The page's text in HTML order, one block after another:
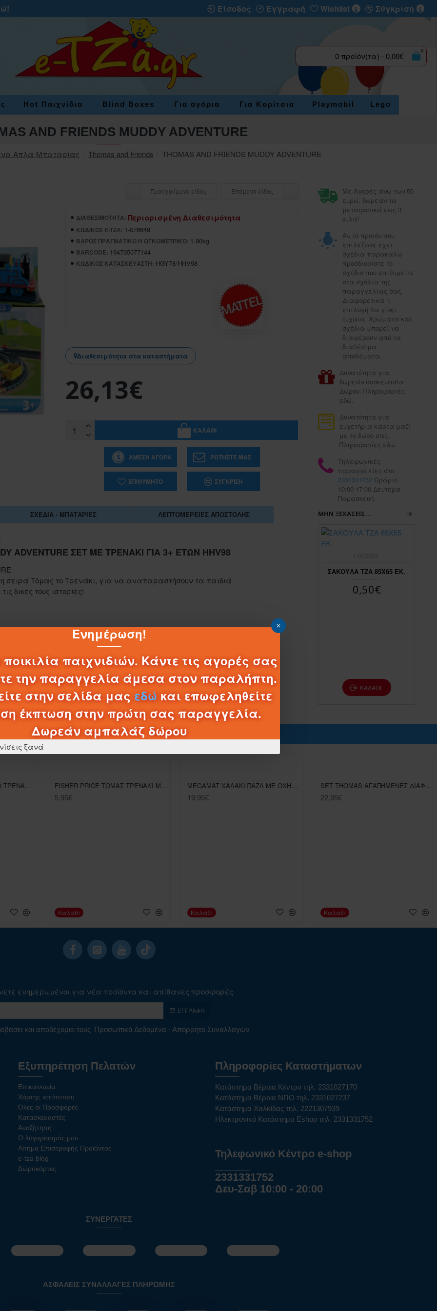
Ενημέρωση!
παιχνιδιών. Κάντε τις αγορές σας
την παραγγελία άμεσα στον παραλήπτη.
στην σελίδα μας εδώ και επωφεληθείτε
έκπτωση στην πρώτη σας παραγγελία.
Δωρεάν αμπαλάζ δώρου
ξανά
Είσοδος Εγγραφή Wishlist 0 Σύγκριση 0
0 προϊόν(τα) - 0,00€
0
Hot Παιχνίδια Blind Boxes Για αγόρια Για Κορίτσια Playmobil Lego
Απλά-Μπαταρίας Thomas and Friends THOMAS AND FRIENDS MUDDY ADVENTURE
AND FRIENDS MUDDY ADVENTURE
Προηγούμενο είδος Επόμενο είδος
ΔΙΑΘΕΣΙΜΌΤΗΤΑ: Περιορισμένη Διαθεσιμότητα
ΚΩΔΙΚΌΣ E-TZA: 1-076649
ΒΆΡΟΣ ΠΡΑΓΜΑΤΙΚΌ Ή ΟΓΚΟΜΕΤΡΙΚΌ: 1.90kg
BARCODE: 194735077144
ΚΩΔΙΚΌΣ ΚΑΤΑΣΚΕΥΑΣΤΉ: HGY78/HHV98
Διαθεσιμότητα στα καταστήματα
26,13€
ΚΑΛΆΘΙ
ΆΜΕΣΗ ΑΓΟΡΆ ΡΩΤΉΣΤΕ ΜΑΣ
ΕΠΙΘΥΜΗΤΌ ΣΎΓΚΡΙΣΗ
ΣΧΈΔΙΑ - ΜΠΑΤΑΡΊΕΣ ΛΕΠΤΟΜΈΡΕΙΕΣ ΑΠΟΣΤΟΛΉΣ
ADVENTURE ΣΕΤ ΜΕ ΤΡΕΝΆΚΙ ΓΙΑ 3+ ΕΤΏΝ HHV98
σειρά Τόμας το Tρενάκι, για να αναπαραστήσουν τα παιδιά
δικές τους ιστορίες!
Με Αγορές άνω των 50
ευρώ, δωρεάν τα
μεταφορικά εως 3
κιλά!
Αν το προϊόν που
επιλέξατε έχει
σχέδια παρακαλώ
προσδιορίστε το
σχέδιο που επιθυμείτε
στα σχόλια της
παραγγελίας σας,
Διαφορετικά η
επιλογή θα γίνει
τυχαία. Χρώματα και
σχέδια μπορεί να
διαφέρουν από τα
διαθέσιμα
αποθέματα.
Δυνατότητα για
δωρεάν συσκευασία
Δώρου. Πληροφορίες
εδώ.
Δυνατότητα για
ευχετήρια κάρτα μαζί
με το δώρο σας.
Πληροφορίες εδώ.
Τηλεφωνικές
παραγγελίες στο :
2331331752 Ωράριο
10:00-17:00 Δευτέρα-
Παρασκευή.
ΜΗΝ ΞΕΧΆΣΕΙΣ...
ΣΑΚΟΥΛΑ ΤΖΑ 45Χ55 ΕΚ.
0,20€
ΚΑΛΆΘΙ
ΣΑΚΟΥΛΑ ΤΖΑ 85Χ65 ΕΚ.
0,50€
ΚΑΛΆΘΙ
ΠΡΟΪΌΝΤΑ ΚΑΤΗΓΟΡΊΑΣ
FISHER PRICE ΤΟΜΑΣ ΤΟ ΤΡΕΝΑΚΙ - THOMAS (JDF18) FISHER PRICE ΤΟΜΑΣ ΤΡΕΝΑΚΙ METAL THOMAS
5,95€
Καλάθι
MEGAMAT ΧΑΛΑΚΙ ΠΑΖΛ ΜΕ ΟΧΗΜΑ THOMAS AND FRIENDS
19,95€
Καλάθι
SET THOMAS ΑΓΑΠΗΜΕΝΕΣ ΔΙΑΦΡΟΜΕΣ DOCKSIDE
22,95€
Καλάθι
ενημερωμένοι για νέα προϊόντα και απίθανες προσφορές
ΕΓΓΡΑΦΉ
και αποδέχομαι τους Προσωπικά Δεδομένα - Απόρρητο Συναλλαγών
Εξυπηρέτηση Πελατών
Επικοινωνία
Χάρτης ιστότοπου
Όλες οι Προσφορές
Κατασκευαστές
Αναζήτηση
Ο λογαριασμός μου
Αίτημα Επιστροφής Προϊόντος
e-tza blog
Δωροκάρτες
Πληροφορίες Καταστήματων
Κατάστημα Βέροια Κέντρο τηλ. 2331027170
Κατάστημα Βέροια ΝΠΟ τηλ. 2331027237
Κατάστημα Χαλκίδας τηλ. 2221307939
Ηλεκτρονικό Κατάστημα Eshop τηλ. 2331331752
Τηλεφωνικό Κέντρο e-shop
2331331752
Δευ-Σαβ 10:00 - 20:00
ΣΥΝΕΡΓΆΤΕΣ
ΑΣΦΑΛΕΊΣ ΣΥΝΑΛΛΑΓΈΣ ΠΛΗΡΩΜΉΣ